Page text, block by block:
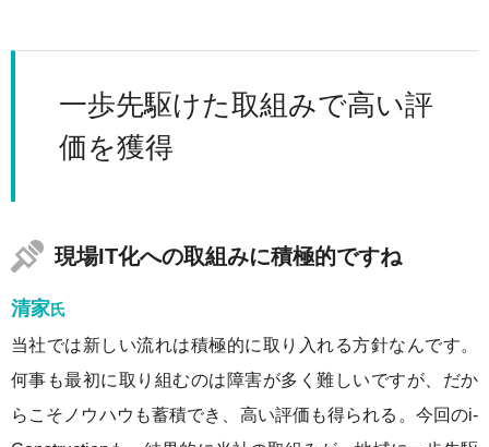
一歩先駆けた取組みで高い評
価を獲得
現場IT化への取組みに積極的ですね
清家氏
当社では新しい流れは積極的に取り入れる方針なんです。
何事も最初に取り組むのは障害が多く難しいですが、だか
らこそノウハウも蓄積でき、高い評価も得られる。今回のi-